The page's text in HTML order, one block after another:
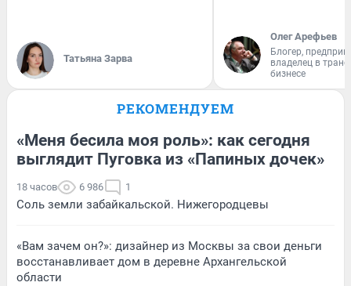
Татьяна Зарва
Олег Арефьев
Блогер,
владелец в
бизнесе
РЕКОМЕНДУЕМ
«Меня бесила моя роль»: как сегодня
выглядит Пуговка из «Папиных дочек»
18 часов 6 986 1
Соль земли забайкальской. Нижегородцевы
«Вам зачем он?»: дизайнер из Москвы за свои деньги
восстанавливает дом в деревне Архангельской
области